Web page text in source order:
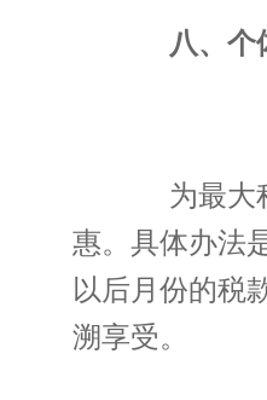
八、个体
为最大程
惠。具体办法
以后月份的税
溯享受。